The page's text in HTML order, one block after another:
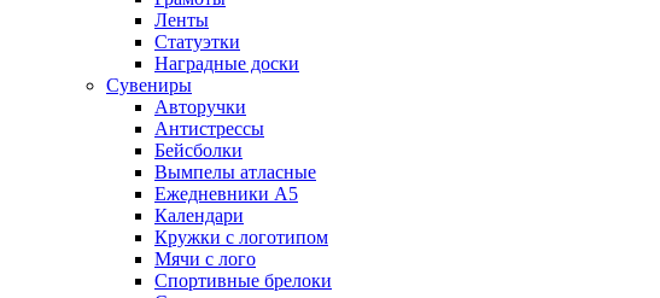
Ленты
Статуэтки
Наградные доски
Сувениры
Авторучки
Антистрессы
Бейсболки
Вымпелы атласные
Ежедневники А5
Календари
Кружки с логотипом
Мячи с лого
Спортивные брелоки